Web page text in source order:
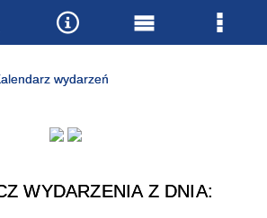
wydarzeń
WYDARZENIA Z DNIA:
NarzędziaMenu
Menu